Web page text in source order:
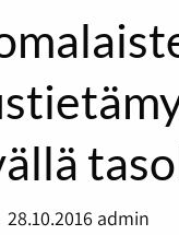
28.10.2016 admin